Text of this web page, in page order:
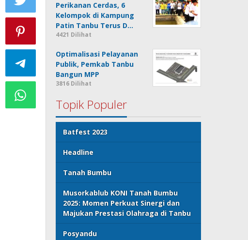
Perikanan Cerdas, 6
Kelompok di Kampung
Patin Tanbu Terus D…
4421 Dilihat
Optimalisasi Pelayanan
Publik, Pemkab Tanbu
Bangun MPP
3816 Dilihat
Topik Populer
Batfest 2023
Headline
Tanah Bumbu
Musorkablub KONI Tanah Bumbu
2025: Momen Perkuat Sinergi dan
Majukan Prestasi Olahraga di Tanbu
Posyandu